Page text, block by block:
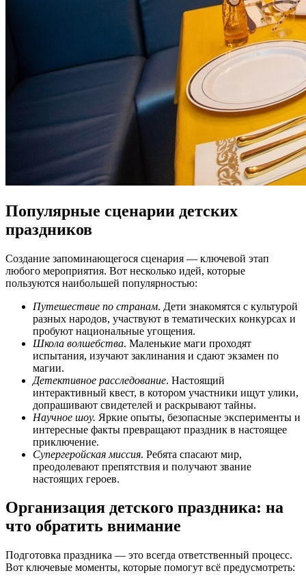
Популярные сценарии детских
праздников
Создание запоминающегося сценария — ключевой этап
любого мероприятия. Вот несколько идей, которые
пользуются наибольшей популярностью:
Путешествие по странам. Дети знакомятся с культурой
разных народов, участвуют в тематических конкурсах и
пробуют национальные угощения.
Школа волшебства. Маленькие маги проходят
испытания, изучают заклинания и сдают экзамен по
магии.
Детективное расследование. Настоящий
интерактивный квест, в котором участники ищут улики,
допрашивают свидетелей и раскрывают тайны.
Научное шоу. Яркие опыты, безопасные эксперименты и
интересные факты превращают праздник в настоящее
приключение.
Супергеройская миссия. Ребята спасают мир,
преодолевают препятствия и получают звание
настоящих героев.
Организация детского праздника: на
что обратить внимание
Подготовка праздника — это всегда ответственный процесс.
Вот ключевые моменты, которые помогут всё предусмотреть: